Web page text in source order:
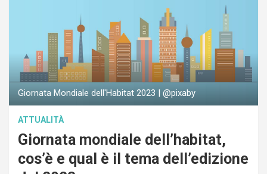
Giornata Mondiale dell'Habitat 2023 | @pixaby
ATTUALITÀ
Giornata mondiale dell’habitat,
cos’è e qual è il tema dell’edizione